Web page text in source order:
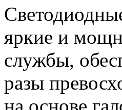
яркие и
службы,
разы
на основе